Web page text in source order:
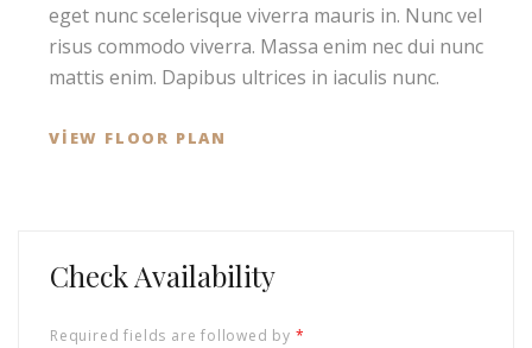
eget nunc scelerisque viverra mauris in. Nunc vel
risus commodo viverra. Massa enim nec dui nunc
mattis enim. Dapibus ultrices in iaculis nunc.
VIEW FLOOR PLAN
Check Availability
Required fields are followed by *